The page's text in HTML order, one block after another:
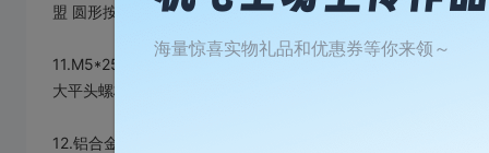
盟 圆形按键帽 12*12*7.3按键帽 按键开关帽子 配套12x12x7.3」
11.M5*25螺丝 链接【淘宝】https://e.tb.cn/
大平头螺栓m2m3m4m5m6m8」
12.铝合金提手 75mm (现在不免邮了，可换店搜同规格)链接
海量惊喜实物礼品和优惠券等你来领～